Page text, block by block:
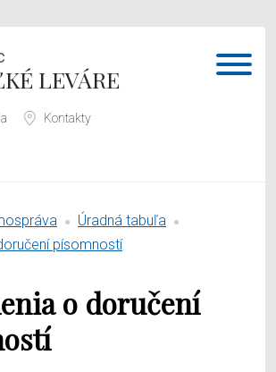
LEVÁRE
Kontakty
Úradná tabuľa
písomností
o doručení